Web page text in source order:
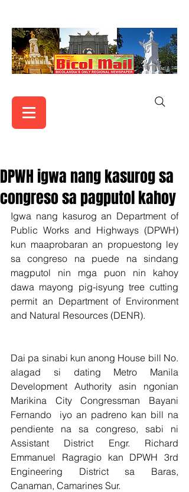
DPWH igwa nang kasurog sa
congreso sa pagputol kahoy
Igwa nang kasurog an Department of
Public Works and Highways (DPWH)
kun maaprobaran an propuestong ley
sa congreso na puede na sindang
magputol nin mga puon nin kahoy
dawa mayong pig-isyung tree cutting
permit an Department of Environment
and Natural Resources (DENR).
Dai pa sinabi kun anong House bill No.
alagad si dating Metro Manila
Development Authority asin ngonian
Marikina City Congressman Bayani
Fernando  iyo an padreno kan bill na
pendiente na sa congreso, sabi ni
Assistant District Engr. Richard
Emmanuel Ragragio kan DPWH 3rd
Engineering District sa Baras,
Canaman, Camarines Sur.